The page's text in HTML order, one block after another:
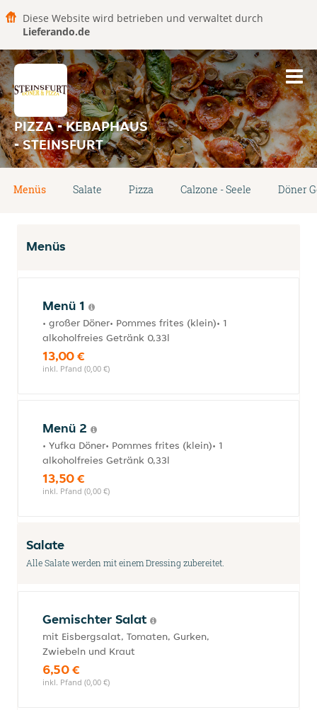
Diese Website wird betrieben und verwaltet durch
Lieferando.de
PIZZA - KEBAPHAUS
- STEINSFURT
Menüs Salate Pizza Calzone - Seele Döner
Menüs
Menü 1
• großer Döner• Pommes frites (klein)• 1
alkoholfreies Getränk 0,33l
13,00 €
inkl. Pfand (0,00 €)
Menü 2
• Yufka Döner• Pommes frites (klein)• 1
alkoholfreies Getränk 0,33l
13,50 €
inkl. Pfand (0,00 €)
Salate
Alle Salate werden mit einem Dressing zubereitet.
Gemischter Salat
mit Eisbergsalat, Tomaten, Gurken,
Zwiebeln und Kraut
6,50 €
inkl. Pfand (0,00 €)